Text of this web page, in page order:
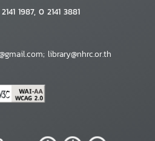
1987, 0 2141 3881
library@nhrc.or.th